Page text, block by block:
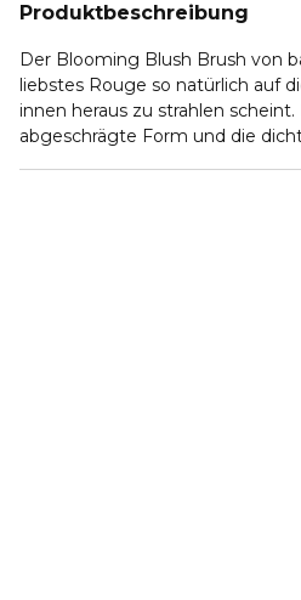
Produktbeschreibung
Der Blooming Blush Brush von
liebstes Rouge so natürlich auf
innen heraus zu strahlen
abgeschrägte Form und die